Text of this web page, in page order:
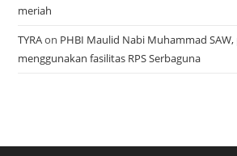
meriah
TYRAon PHBI Maulid Nabi Muhammad
menggunakan fasilitas RPS Serbaguna